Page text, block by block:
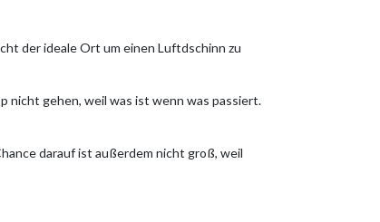
der ideale Ort um einen Luftdschinn zu
nicht gehen, weil was ist wenn was passiert.
darauf ist außerdem nicht groß, weil